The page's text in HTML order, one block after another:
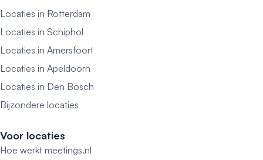
Locaties in Rotterdam
Locaties in Schiphol
Locaties in Amersfoort
Locaties in Apeldoorn
Locaties in Den Bosch
Bijzondere locaties
Voor locaties
Hoe werkt meetings.nl